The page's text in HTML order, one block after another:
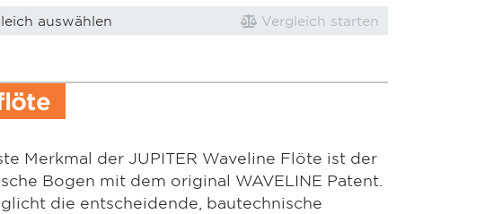
auswählen Vergleich starten
Merkmal der JUPITER Waveline Flöte ist der
Bogen mit dem original WAVELINE Patent.
die entscheidende, bautechnische